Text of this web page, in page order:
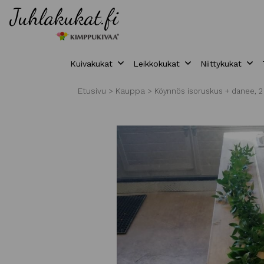
Kuivakukat Leikkokukat Niittykukat
Etusivu > Kauppa > Köynnös isoruskus + danee,